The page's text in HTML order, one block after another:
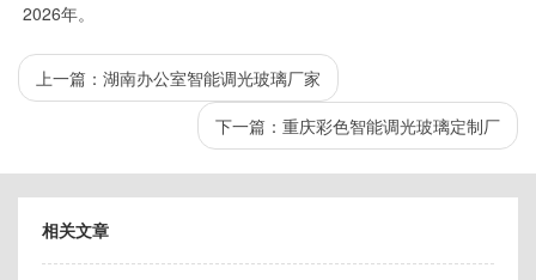
2026年。
上一篇： 湖南办公室智能调光玻璃厂家
下一篇： 重庆彩色智能调光玻璃定制厂
相关文章